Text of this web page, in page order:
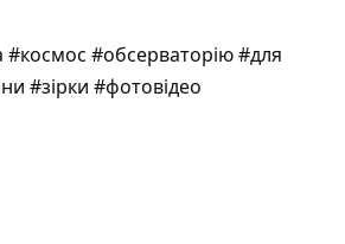
#космос #обсерваторію #для
#зірки #фотовідео